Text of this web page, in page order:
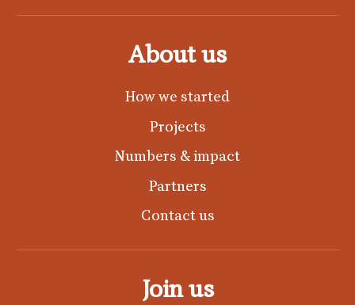
About us
How we started
Projects
Numbers & impact
Partners
Contact us
Join us